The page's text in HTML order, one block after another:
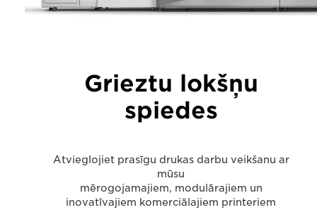
Grieztu lokšņu
spiedes
Atvieglojiet prasīgu drukas darbu veikšanu ar
mūsu
mērogojamajiem, modulārajiem un
inovatīvajiem komerciālajiem printeriem